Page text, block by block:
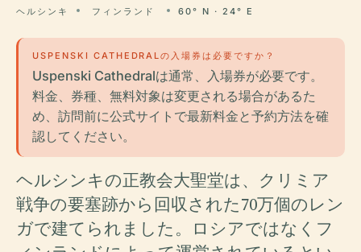
ヘルシンキ フィンランド 60° N · 24° E
USPENSKI CATHEDRALの入場券は必要ですか？
Uspenski Cathedralは通常、入場券が必要です。
料金、券種、無料対象は変更される場合があるた
め、訪問前に公式サイトで最新料金と予約方法を確
認してください。
ヘルシンキの正教会大聖堂は、クリミア
戦争の要塞跡から回収された70万個のレン
ガで建てられました。ロシアではなくフ